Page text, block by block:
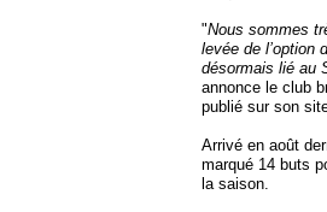
"Nous sommes
levée de l’option
désormais lié au
annonce le club
publié sur son
Arrivé en août
marqué 14 buts
la saison.